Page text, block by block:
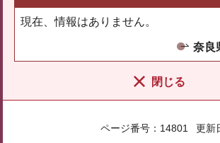
現在、情報はありません。
奈良
閉じる
ページ番号：14801 更新